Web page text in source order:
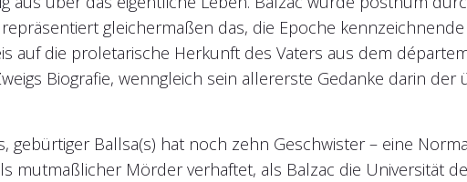
gleichermaßen das, die Epoche
auf die proletarische Herkunft des Vaters aus dem
Biografie, wenngleich sein allererste Gedanke darin
gebürtiger Ballsa(s) hat noch zehn Geschwister – eine
mutmaßlicher Mörder verhaftet, als Balzac die Universität